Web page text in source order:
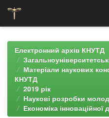
navigationЕлектронний архів КНУТД
Матеріали наукових
КНУТД
2019 рік
Наукові розробки
Економіка інноваційної